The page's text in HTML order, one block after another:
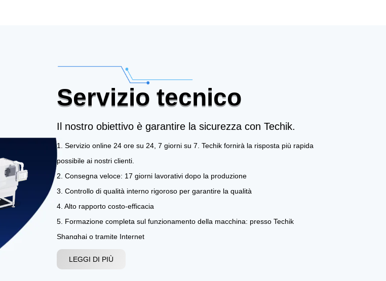
Servizio tecnico
Il nostro obiettivo è garantire la sicurezza con Techik.
1. Servizio online 24 ore su 24, 7 giorni su 7. Techik fornirà la risposta più rapida
possibile ai nostri clienti.
2. Consegna veloce: 17 giorni lavorativi dopo la produzione
3. Controllo di qualità interno rigoroso per garantire la qualità
4. Alto rapporto costo-efficacia
5. Formazione completa sul funzionamento della macchina: presso Techik
Shanghai o tramite Internet
6. Servizio OEM. È possibile realizzare soluzioni personalizzate in base alle
informazioni sul prodotto del cliente, alla richiesta e alla situazione della linea di
LEGGI DI PIÙ